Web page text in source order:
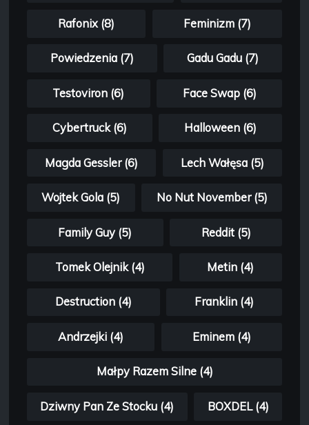
Rafonix (8) Feminizm (7)
Powiedzenia (7) Gadu Gadu (7)
Testoviron (6) Face Swap (6)
Cybertruck (6) Halloween (6)
Magda Gessler (6) Lech Wałęsa (5)
Wojtek Gola (5) No Nut November (5)
Family Guy (5) Reddit (5)
Tomek Olejnik (4) Metin (4)
Destruction (4) Franklin (4)
Andrzejki (4) Eminem (4)
Małpy Razem Silne (4)
Dziwny Pan Ze Stocku (4) BOXDEL (4)